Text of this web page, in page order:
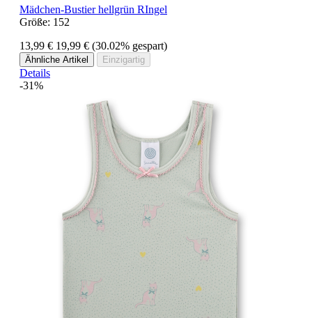
Mädchen-Bustier hellgrün RIngel
Größe: 152
13,99 € 19,99 € (30.02% gespart)
Ähnliche Artikel Einzigartig
Details
-31%